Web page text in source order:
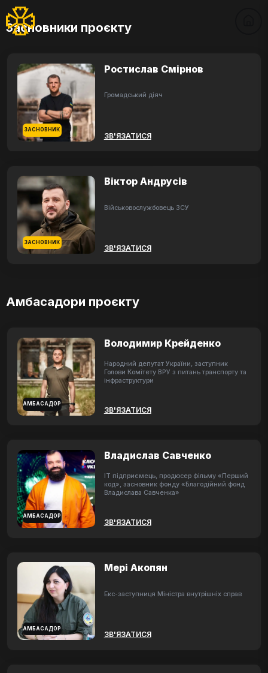
Засновники проєкту
ЗАСНОВНИК
Ростислав Смірнов
Громадський діяч
ЗВ'ЯЗАТИСЯ
ЗАСНОВНИК
Віктор Андрусів
Військовослужбовець ЗСУ
ЗВ'ЯЗАТИСЯ
Амбасадори проєкту
АМБАСАДОР
Володимир Крейденко
Народний депутат України, заступник
Голови Комітету ВРУ з питань транспорту та
інфраструктури
ЗВ'ЯЗАТИСЯ
АМБАСАДОР
Владислав Савченко
ІТ підприємець, продюсер фільму «Перший
код», засновник фонду «Благодійний фонд
Владислава Савченка»
ЗВ'ЯЗАТИСЯ
АМБАСАДОР
Мері Акопян
Екс-заступниця Міністра внутрішніх справ
ЗВ'ЯЗАТИСЯ